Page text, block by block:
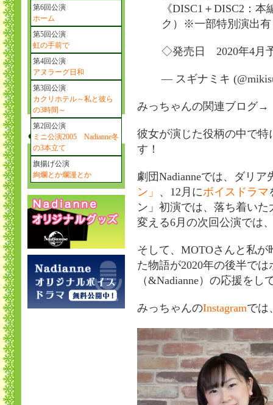
《DISC1＋DISC2：
ク）※一部特別演出有
◇発売日 2020年4月
— スギナミキ
みっちゃんの関連ブログ→
彼女が演じた役柄の中で
す！
劇団Nadianneでは、ダリ
ン」 、12月にボイスドラマ
ン」初演では、落ち着い
変える6月の次回公演では
そして、MOTOさんと私
た物語が2020年の後半で
（&Nadianne）の応援を
みっちゃんのInstagramでは
第6回公演
ホーム
第5回公演
虹の手前で
第4回公演
アヌラーグ日和
第3回公演
カクリホテル～私と彼ら
の3時間～
第2回公演
ミニ公演2005 Nadianne冬
の3本立て
旗揚げ公演
絢爛とか爛漫とか